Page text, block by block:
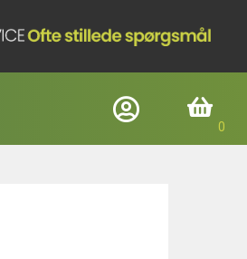
Log ind Indkøbskurv